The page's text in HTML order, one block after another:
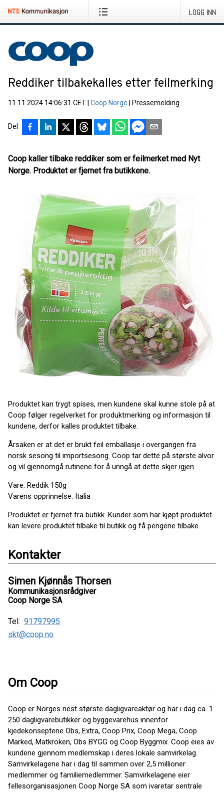
LOGG INN
Reddiker tilbakekalles etter feilmerking
11.11.2024 14:06:31 CET Coop Norge Pressemelding
Del
Coop kaller tilbake reddiker som er feilmerket med Nyt
Norge. Produktet er fjernet fra butikkene.
Produktet kan trygt spises, men kundene skal kunne stole på at
Coop følger regelverket for produktmerking og informasjon til
kundene, derfor kalles produktet tilbake.
Årsaken er at det er brukt feil emballasje i overgangen fra
norsk sesong til importsesong. Coop tar dette på største alvor
og vil gjennomgå rutinene for å unngå at dette skjer igjen.
Vare: Reddik 150g
Varens opprinnelse: Italia
Produktet er fjernet fra butikk. Kunder som har kjøpt produktet
kan levere produktet tilbake til butikk og få pengene tilbake.
Kontakter
Simen Kjønnås Thorsen
Kommunikasjonsrådgiver
Coop Norge SA
Tel: 91797995
skt@coop.no
Om Coop
Coop er Norges nest største dagligvareaktør og har i dag ca. 1
250 dagligvarebutikker og byggevarehus innenfor
kjedekonseptene Obs, Extra, Coop Prix, Coop Mega, Coop
Marked, Matkroken, Obs BYGG og Coop Byggmix. Coop eies av
kundene gjennom medlemskap i deres lokale samvirkelag.
Samvirkelagene har i dag til sammen over 2,5 millioner
medlemmer og familiemedlemmer. Samvirkelagene eier
fellesorganisasjonen Coop Norge SA som ivaretar sentrale